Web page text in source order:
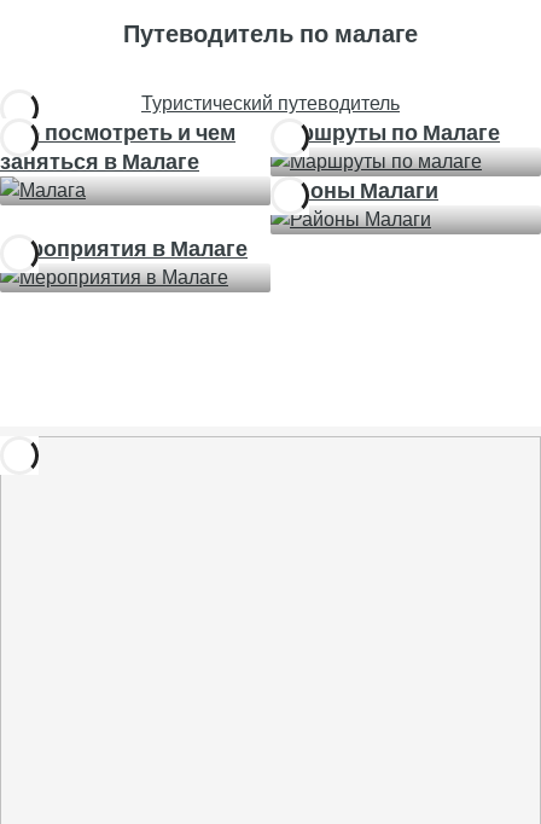
Путеводитель по малаге
Туристический путеводитель
Что посмотреть и чем
заняться в Малаге
Маршруты по Малаге
Районы Малаги
Мероприятия в Малаге